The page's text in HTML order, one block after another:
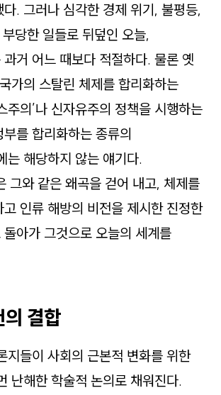
. 그러나 심각한 경제 위기, 불평등,
당한 일들로 뒤덮인 오늘,
거 어느 때보다 적절하다. 물론 옛
가의 스탈린 체제를 합리화하는
주의’나 신자유주의 정책을 시행하는
를 합리화하는 종류의
는 해당하지 않는 얘기다.
그와 같은 왜곡을 걷어 내고, 체제를
인류 해방의 비전을 제시한 진정한
아가 그것으로 오늘의 세계를
의 결합
지들이 사회의 근본적 변화를 위한
난해한 학술적 논의로 채워진다.